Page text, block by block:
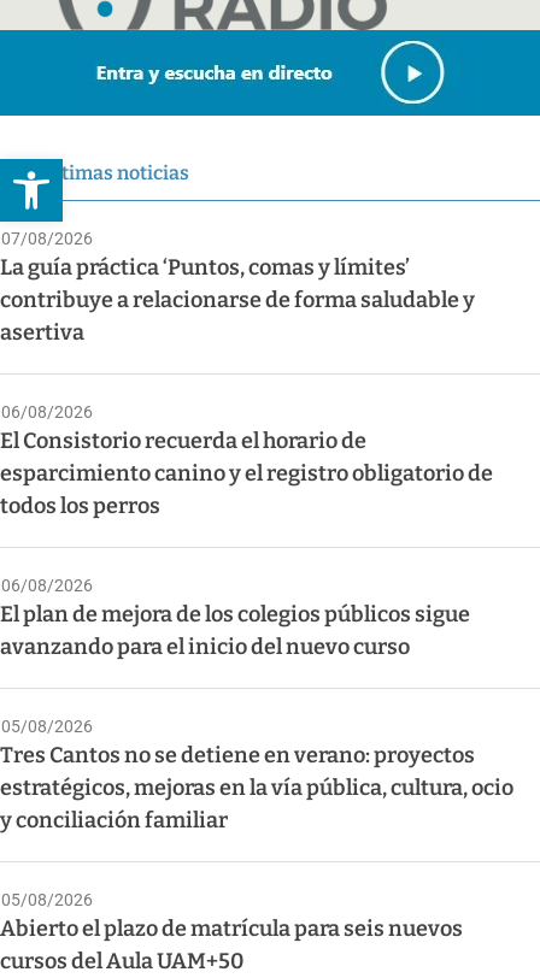
Abrir barra de herramientas
Últimas noticias
07/08/2026
La guía práctica ‘Puntos, comas y límites’
contribuye a relacionarse de forma saludable y
asertiva
06/08/2026
El Consistorio recuerda el horario de
esparcimiento canino y el registro obligatorio de
todos los perros
06/08/2026
El plan de mejora de los colegios públicos sigue
avanzando para el inicio del nuevo curso
05/08/2026
Tres Cantos no se detiene en verano: proyectos
estratégicos, mejoras en la vía pública, cultura, ocio
y conciliación familiar
05/08/2026
Abierto el plazo de matrícula para seis nuevos
cursos del Aula UAM+50